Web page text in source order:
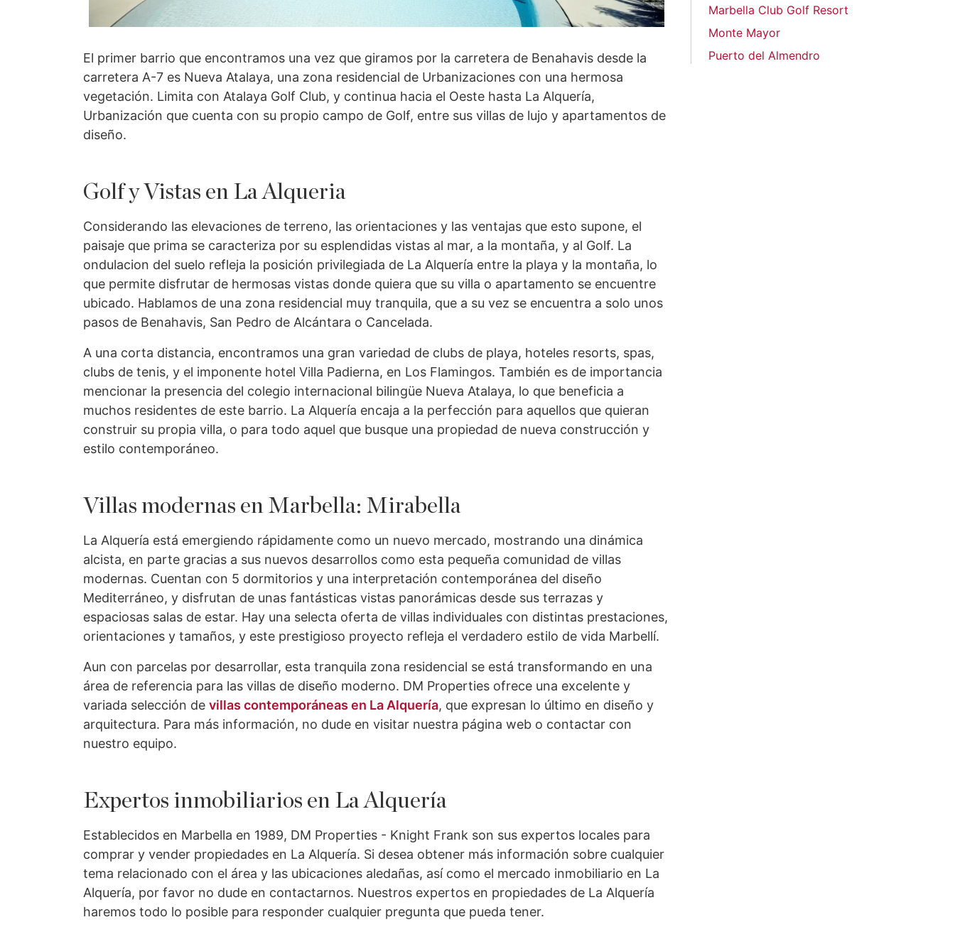
El primer barrio que encontramos una vez que giramos por la carretera de Benahavis desde la
carretera A-7 es Nueva Atalaya, una zona residencial de Urbanizaciones con una hermosa
vegetación. Limita con Atalaya Golf Club, y continua hacia el Oeste hasta La Alquería,
Urbanización que cuenta con su propio campo de Golf, entre sus villas de lujo y apartamentos de
diseño.
Golf y Vistas en La Alqueria
Considerando las elevaciones de terreno, las orientaciones y las ventajas que esto supone, el
paisaje que prima se caracteriza por su esplendidas vistas al mar, a la montaña, y al Golf. La
ondulacion del suelo refleja la posición privilegiada de La Alquería entre la playa y la montaña, lo
que permite disfrutar de hermosas vistas donde quiera que su villa o apartamento se encuentre
ubicado. Hablamos de una zona residencial muy tranquila, que a su vez se encuentra a solo unos
pasos de Benahavis, San Pedro de Alcántara o Cancelada.
A una corta distancia, encontramos una gran variedad de clubs de playa, hoteles resorts, spas,
clubs de tenis, y el imponente hotel Villa Padierna, en Los Flamingos. También es de importancia
mencionar la presencia del colegio internacional bilingüe Nueva Atalaya, lo que beneficia a
muchos residentes de este barrio. La Alquería encaja a la perfección para aquellos que quieran
construir su propia villa, o para todo aquel que busque una propiedad de nueva construcción y
estilo contemporáneo.
Villas modernas en Marbella: Mirabella
La Alquería está emergiendo rápidamente como un nuevo mercado, mostrando una dinámica
alcista, en parte gracias a sus nuevos desarrollos como esta pequeña comunidad de villas
modernas. Cuentan con 5 dormitorios y una interpretación contemporánea del diseño
Mediterráneo, y disfrutan de unas fantásticas vistas panorámicas desde sus terrazas y
espaciosas salas de estar. Hay una selecta oferta de villas individuales con distintas prestaciones,
orientaciones y tamaños, y este prestigioso proyecto refleja el verdadero estilo de vida Marbellí.
Aun con parcelas por desarrollar, esta tranquila zona residencial se está transformando en una
área de referencia para las villas de diseño moderno. DM Properties ofrece una excelente y
variada selección de villas contemporáneas en La Alquería, que expresan lo último en diseño y
arquitectura. Para más información, no dude en visitar nuestra página web o contactar con
nuestro equipo.
Expertos inmobiliarios en La Alquería
Establecidos en Marbella en 1989, DM Properties - Knight Frank son sus expertos locales para
comprar y vender propiedades en La Alquería. Si desea obtener más información sobre cualquier
tema relacionado con el área y las ubicaciones aledañas, así como el mercado inmobiliario en La
Alquería, por favor no dude en contactarnos. Nuestros expertos en propiedades de La Alquería
haremos todo lo posible para responder cualquier pregunta que pueda tener.
Marbella Club Golf Resort
Monte Mayor
Puerto del Almendro